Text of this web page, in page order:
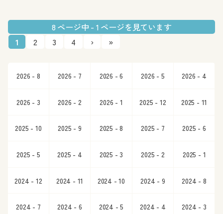
8 ページ中 - 1 ページを見ています
1
2 3 4 › »
2026 - 8 2026 - 7 2026 - 6 2026 - 5 2026 - 4
2026 - 3 2026 - 2 2026 - 1 2025 - 12 2025 - 11
2025 - 10 2025 - 9 2025 - 8 2025 - 7 2025 - 6
2025 - 5 2025 - 4 2025 - 3 2025 - 2 2025 - 1
2024 - 12 2024 - 11 2024 - 10 2024 - 9 2024 - 8
2024 - 7 2024 - 6 2024 - 5 2024 - 4 2024 - 3